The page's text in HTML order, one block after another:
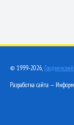
© 1999-2026,
Разработка сайта —